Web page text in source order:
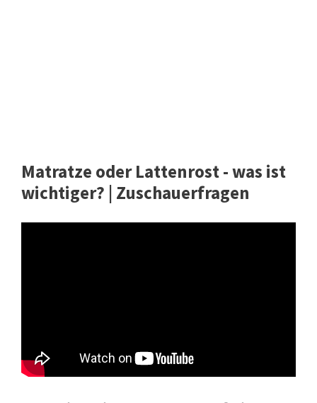
Matratze oder Lattenrost - was ist
wichtiger? | Zuschauerfragen